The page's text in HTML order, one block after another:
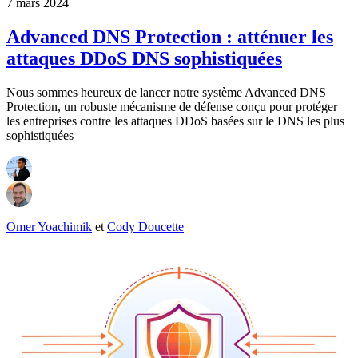
7 mars 2024
Advanced DNS Protection : atténuer les
attaques DDoS DNS sophistiquées
Nous sommes heureux de lancer notre système Advanced DNS
Protection, un robuste mécanisme de défense conçu pour protéger
les entreprises contre les attaques DDoS basées sur le DNS les plus
sophistiquées
Omer Yoachimik et Cody Doucette